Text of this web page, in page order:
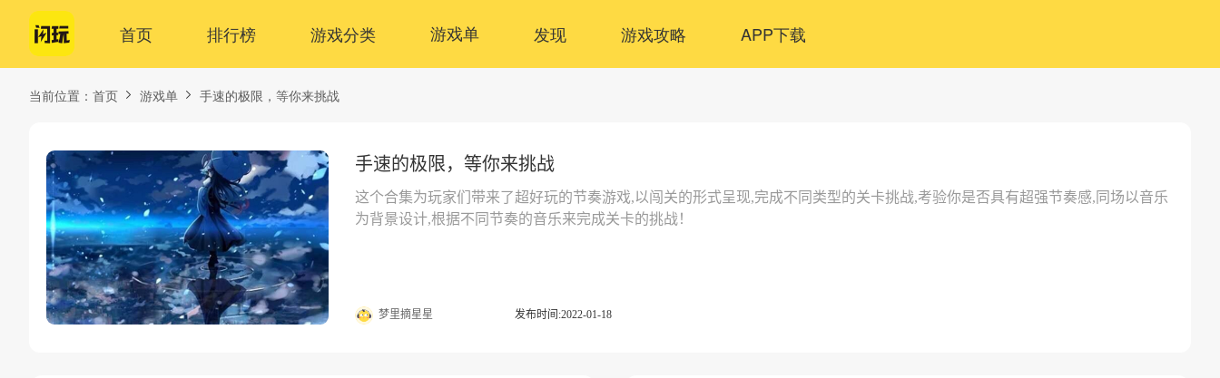
首页 排行榜 游戏分类 游戏单 发现 游戏攻略 APP下载
当前位置： 首页 游戏单 手速的极限，等你来挑战
手速的极限，等你来挑战
这个合集为玩家们带来了超好玩的节奏游戏,以闯关的形式呈现,完成不同类型的关卡挑战,考验你是否具有超强节奏感,同场以音乐
为背景设计,根据不同节奏的音乐来完成关卡的挑战！
梦里摘星星 发布时间:2022-01-18